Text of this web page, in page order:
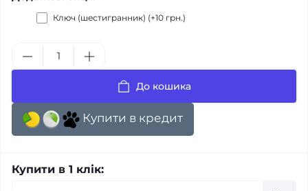
Ключ (шестигранник) (+10 грн.)
До кошика
Купити в кредит
Купити в 1 клік: